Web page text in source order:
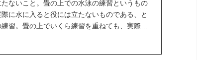
ないこと。畳の上での水泳の練習というもの
に水に入ると役には立たないものである、と
習。畳の上でいくら練習を重ねても、実際の